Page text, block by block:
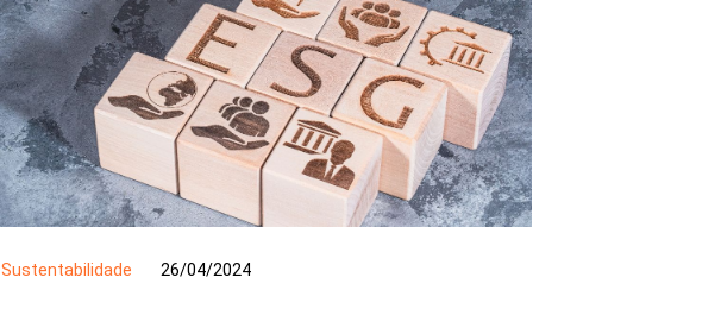
Sustentabilidade 26/04/2024